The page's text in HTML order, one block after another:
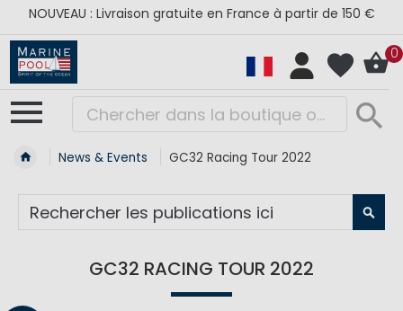
NOUVEAU : Livraison gratuite en France à partir de 150 €
0
News & Events GC32 Racing Tour 2022
GC32 RACING TOUR 2022